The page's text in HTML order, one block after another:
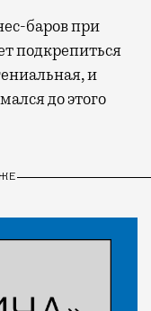
подкрепиться
и
до этого